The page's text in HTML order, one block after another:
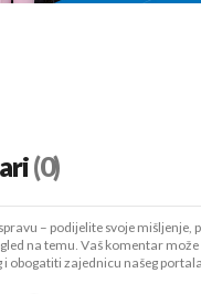
(0)
– podijelite svoje mišljenje,
na temu. Vaš komentar
obogatiti zajednicu našeg